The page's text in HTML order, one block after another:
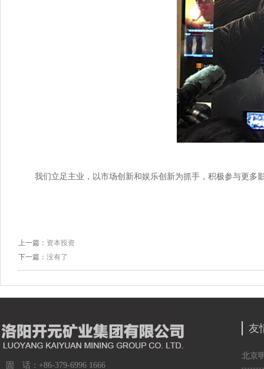
我们立足主业，以市场创新和娱乐创新为抓手，积极参与更
上一篇： 资本投资
下一篇： 没有了
固 话：+86-379-6996 1666
友
北京